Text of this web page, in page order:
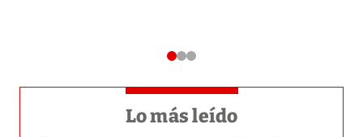
Lo más leído